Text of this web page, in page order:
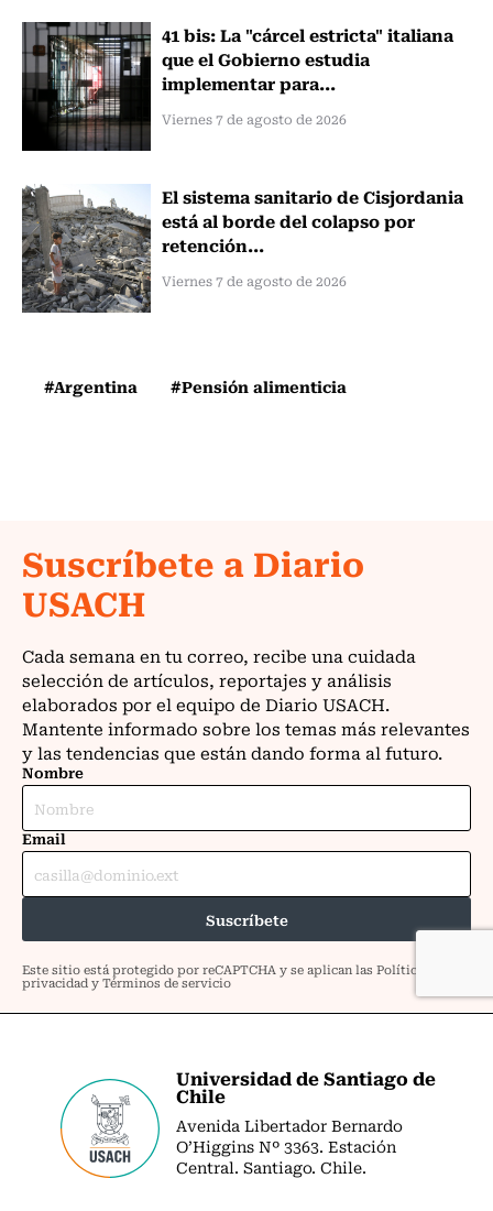
41 bis: La "cárcel estricta" italiana
que el Gobierno estudia
implementar para...
Viernes 7 de agosto de 2026
El sistema sanitario de Cisjordania
está al borde del colapso por
retención...
Viernes 7 de agosto de 2026
#Argentina #Pensión alimenticia
Universidad de Santiago de
Chile
Avenida Libertador Bernardo
O’Higgins Nº 3363. Estación
Central. Santiago. Chile.